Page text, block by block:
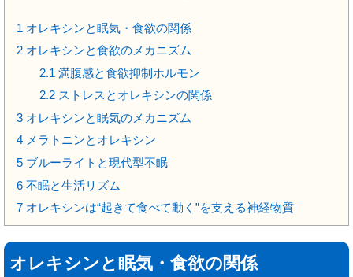
1 オレキシンと眠気・食欲の関係
2 オレキシンと食欲のメカニズム
2.1 満腹感と食欲抑制ホルモン
2.2ストレスとオレキシンの関係
3 オレキシンと眠気のメカニズム
4 メラトニンとオレキシン
5 ブルーライトと現代型不眠
6 不眠と生活リズム
7 オレキシンは“起きて食べて動く”を支える神経物質
オレキシンと眠気・食欲の関係